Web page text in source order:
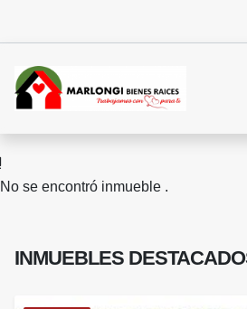
No se encontró inmueble .
INMUEBLES